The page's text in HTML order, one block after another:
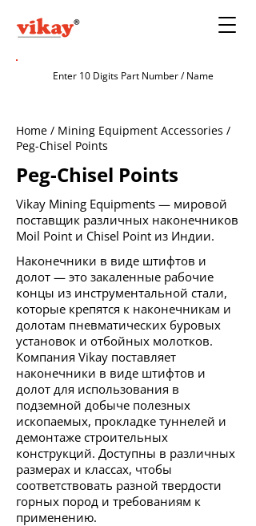
Home / Mining Equipment Accessories /
Peg-Chisel Points
Peg-Chisel Points
Vikay Mining Equipments — мировой
поставщик различных наконечников
Moil Point и Chisel Point из Индии.
Наконечники в виде штифтов и
долот — это закаленные рабочие
концы из инструментальной стали,
которые крепятся к наконечникам и
долотам пневматических буровых
установок и отбойных молотков.
Компания Vikay поставляет
наконечники в виде штифтов и
долот для использования в
подземной добыче полезных
ископаемых, прокладке туннелей и
демонтаже строительных
конструкций. Доступны в различных
размерах и классах, чтобы
соответствовать разной твердости
горных пород и требованиям к
применению.